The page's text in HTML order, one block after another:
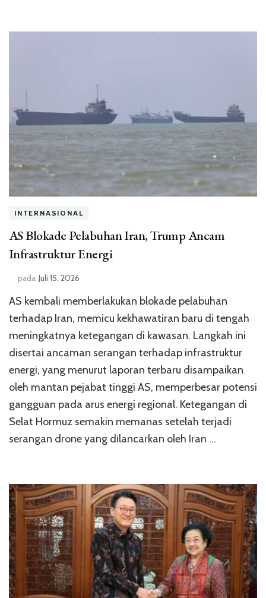
INTERNASIONAL
AS Blokade Pelabuhan Iran, Trump Ancam
Infrastruktur Energi
pada Juli 15, 2026
AS kembali memberlakukan blokade pelabuhan
terhadap Iran, memicu kekhawatiran baru di tengah
meningkatnya ketegangan di kawasan. Langkah ini
disertai ancaman serangan terhadap infrastruktur
energi, yang menurut laporan terbaru disampaikan
oleh mantan pejabat tinggi AS, memperbesar potensi
gangguan pada arus energi regional. Ketegangan di
Selat Hormuz semakin memanas setelah terjadi
serangan drone yang dilancarkan oleh Iran …